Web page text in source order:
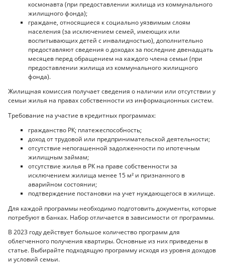
космонавта (при предоставлении жилища из коммунального
жилищного фонда);
граждане, относящиеся к социально уязвимым слоям
населения (за исключением семей, имеющих или
воспитывающих детей с инвалидностью), дополнительно
предоставляют сведения о доходах за последние двенадцать
месяцев перед обращением на каждого члена семьи (при
предоставлении жилища из коммунального жилищного
фонда).
Жилищная комиссия получает сведения о наличии или отсутствии у
семьи жилья на правах собственности из информационных систем.
Требование на участие в кредитных программах:
гражданство РК; платежеспособность;
доход от трудовой или предпринимательской деятельности;
отсутствие непогашенной задолженности по ипотечным
жилищным займам;
отсутствие жилья в РК на праве собственности за
исключением жилища менее 15 м² и признанного в
аварийном состоянии;
подтверждение постановки на учет нуждающегося в жилище.
Для каждой программы необходимо подготовить документы, которые
потребуют в банках. Набор отличается в зависимости от программы.
В 2023 году действует большое количество программ для
облегченного получения квартиры. Основные из них приведены в
статье. Выбирайте подходящую программу исходя из уровня доходов
и условий семьи.